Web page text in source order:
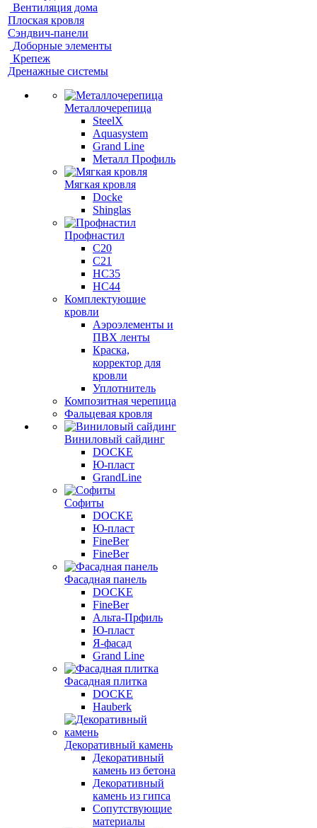
Вентиляция дома
Плоская кровля
Сэндвич-панели
Доборные элементы
Крепеж
Дренажные системы
Металлочерепица
SteelX
Aquasystem
Grand Line
Металл Профиль
Мягкая кровля
Docke
Shinglas
Профнастил
C20
C21
НС35
НС44
Комплектующие
кровли
Аэроэлементы и
ПВХ ленты
Краска,
корректор для
кровли
Уплотнитель
Композитная черепица
Фальцевая кровля
Виниловый сайдинг
DOCKE
Ю-пласт
GrandLine
Софиты
DOCKE
Ю-пласт
FineBer
FineBer
Фасадная панель
DOCKE
FineBer
Альта-Прфиль
Ю-пласт
Я-фасад
Grand Line
Фасадная плитка
DOCKE
Hauberk
Декоративный камень
Декоративный
камень из бетона
Декоративный
камень из гипса
Сопутствующие
материалы